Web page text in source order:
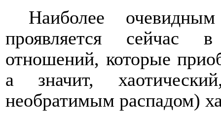
Наиболее
проявляется сейчас
отношений, которые
а значит,
необратимым распадом)